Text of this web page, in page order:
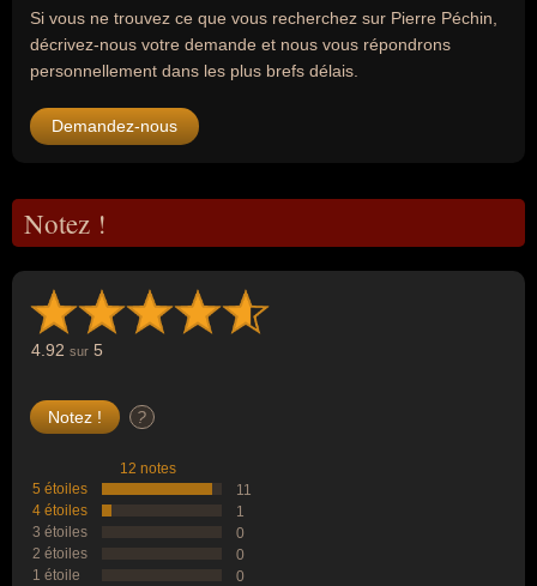
Si vous ne trouvez ce que vous recherchez sur Pierre Péchin,
décrivez-nous votre demande et nous vous répondrons
personnellement dans les plus brefs délais.
Demandez-nous
Notez !
4.92 sur 5
?
12 notes
5 étoiles
11
4 étoiles
1
3 étoiles
0
2 étoiles
0
1 étoile
0